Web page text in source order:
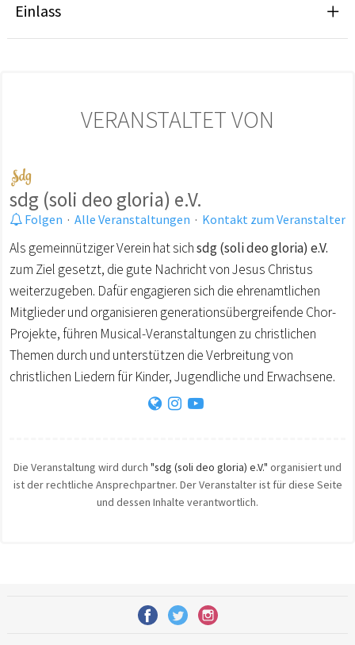
Einlass
VERANSTALTET VON
sdg (soli deo gloria) e.V.
Folgen · Alle Veranstaltungen · Kontakt zum Veranstalter
Als gemeinnütziger Verein hat sichsdg (soli deo gloria) e.V.
zum Ziel gesetzt, die gute Nachricht von Jesus Christus
weiterzugeben. Dafür engagieren sich die ehrenamtlichen
Mitglieder und organisieren generationsübergreifende Chor-
Projekte, führen Musical-Veranstaltungen zu christlichen
Themen durch und unterstützen die Verbreitung von
christlichen Liedern für Kinder, Jugendliche und Erwachsene.
Die Veranstaltung wird durch "sdg (soli deo gloria) e.V." organisiert und
ist der rechtliche Ansprechpartner. Der Veranstalter ist für diese Seite
und dessen Inhalte verantwortlich.